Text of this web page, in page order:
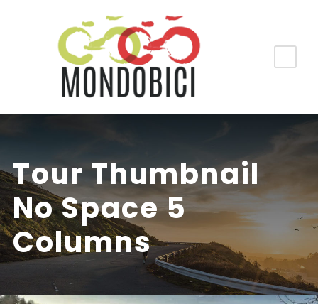
Tour Thumbnail
No Space 5
Columns